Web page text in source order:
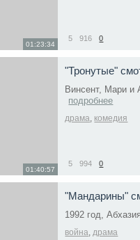
01:23:34
5 916 0
01:40:57
"Тронутые"
Винсент, Мари
подробнее
драма, комедия
5 994 0
"Мандарины"
1992 год, Абхазия
война,драма